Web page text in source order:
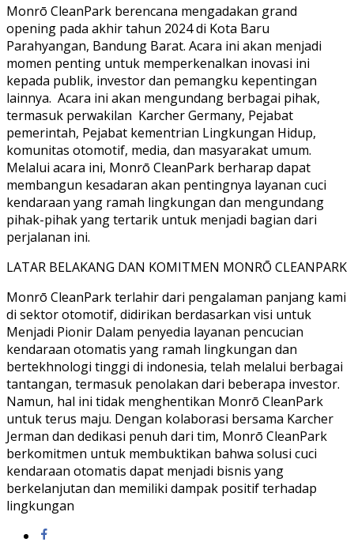
Monrō CleanPark berencana mengadakan grand
opening pada akhir tahun 2024 di Kota Baru
Parahyangan, Bandung Barat. Acara ini akan menjadi
momen penting untuk memperkenalkan inovasi ini
kepada publik, investor dan pemangku kepentingan
lainnya. Acara ini akan mengundang berbagai pihak,
termasuk perwakilan Karcher Germany, Pejabat
pemerintah, Pejabat kementrian Lingkungan Hidup,
komunitas otomotif, media, dan masyarakat umum.
Melalui acara ini, Monrō CleanPark berharap dapat
membangun kesadaran akan pentingnya layanan cuci
kendaraan yang ramah lingkungan dan mengundang
pihak-pihak yang tertarik untuk menjadi bagian dari
perjalanan ini.
LATAR BELAKANG DAN KOMITMEN MONRŌ CLEANPARK
Monrō CleanPark terlahir dari pengalaman panjang kami
di sektor otomotif, didirikan berdasarkan visi untuk
Menjadi Pionir Dalam penyedia layanan pencucian
kendaraan otomatis yang ramah lingkungan dan
bertekhnologi tinggi di indonesia, telah melalui berbagai
tantangan, termasuk penolakan dari beberapa investor.
Namun, hal ini tidak menghentikan Monrō CleanPark
untuk terus maju. Dengan kolaborasi bersama Karcher
Jerman dan dedikasi penuh dari tim, Monrō CleanPark
berkomitmen untuk membuktikan bahwa solusi cuci
kendaraan otomatis dapat menjadi bisnis yang
berkelanjutan dan memiliki dampak positif terhadap
lingkungan